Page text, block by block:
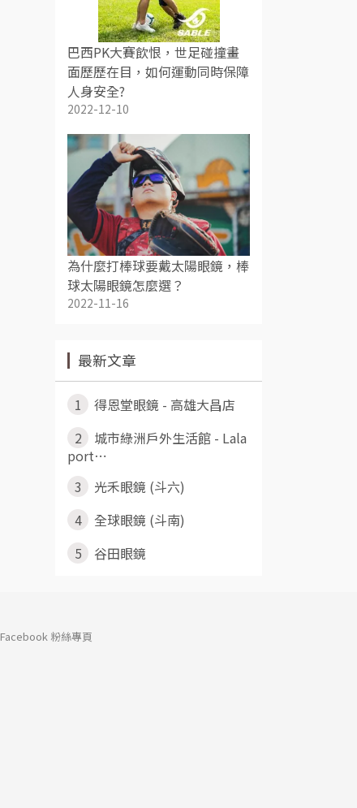
巴西PK大賽飲恨，世足碰撞畫
面歷歷在目，如何運動同時保障
人身安全?
2022-12-10
為什麼打棒球要戴太陽眼鏡，棒
球太陽眼鏡怎麼選？
2022-11-16
最新文章
1
得恩堂眼鏡 - 高雄大昌店
2
城市綠洲戶外生活館 - Lala
port⋯
3
光禾眼鏡 (斗六)
4
全球眼鏡 (斗南)
5
谷田眼鏡
Facebook 粉絲專頁